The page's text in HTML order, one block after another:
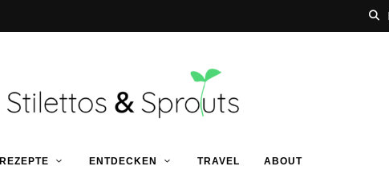
Food
Blog
REZEPTE ENTDECKEN TRAVEL ABOUT